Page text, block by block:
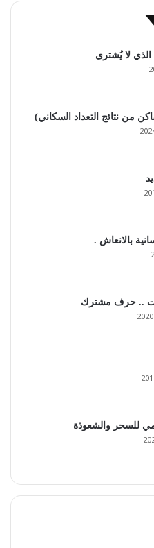
لا يُشترى
من نتائج التعداد السكاني)
بالانعاش .
.. حرف مشترك
للسحر والشعوذة